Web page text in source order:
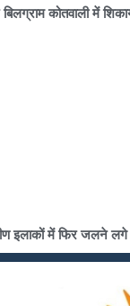
कोतवाली में
इलाकों में फिर जलने लगे